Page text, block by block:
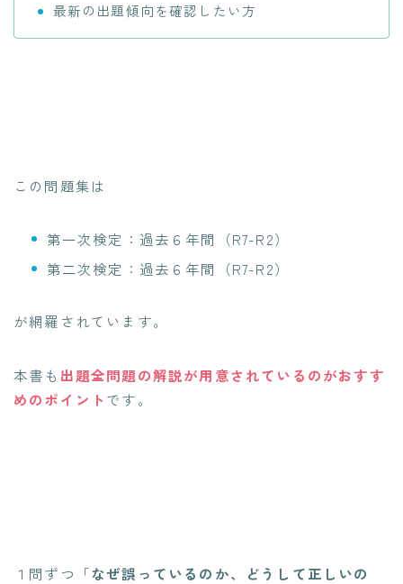
最新の出題傾向を確認したい方
この問題集は
第一次検定：過去６年間（R7-R2）
第二次検定：過去６年間（R7-R2）
が網羅されています。
本書も 出題全問題の解説が用意されている のがおすす
めのポイント です。
１問ずつ「なぜ誤っているのか、どうして正しいの